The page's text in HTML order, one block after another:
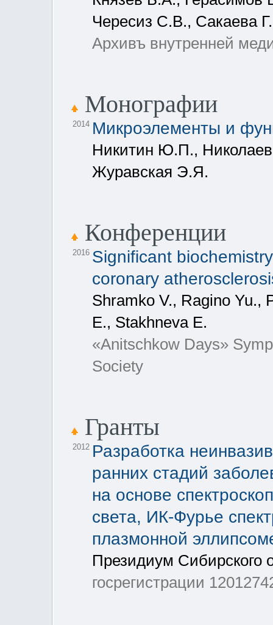
Чересиз С.В., Сакаева
Архивъ внутренней
Монографии
2014 Микроэлементы и
Никитин Ю.П.,
Журавская Э.Я.
Конференции
2016 Significant
coronary
Shramko V., Ragino Yu.,
E., Stakhneva E.
«Anitschkow Days»
Society
Гранты
2012 Разработка
ранних стадий
на основе
света, ИК-Фурье
плазмонной
Президиум Сибирского
госрегистрации